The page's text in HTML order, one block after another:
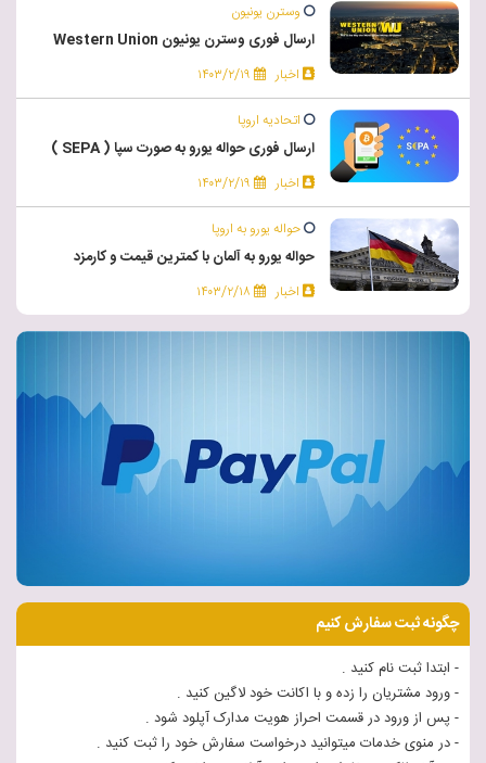
وسترن یونیون
ارسال فوری وسترن یونیون Western Union
اخبار ۱۴۰۳/۲/۱۹
اتحادیه اروپا
ارسال فوری حواله یورو به صورت سپا ( SEPA )
اخبار ۱۴۰۳/۲/۱۹
حواله یورو به اروپا
حواله یورو به آلمان با کمترین قیمت و کارمزد
اخبار ۱۴۰۳/۲/۱۸
چگونه ثبت سفارش کنیم
- ابتدا ثبت نام کنید .
- ورود مشتریان را زده و با اکانت خود لاگین کنید .
- پس از ورود در قسمت احراز هویت مدارک آپلود شود .
- در منوی خدمات میتوانید درخواست سفارش خود را ثبت کنید .